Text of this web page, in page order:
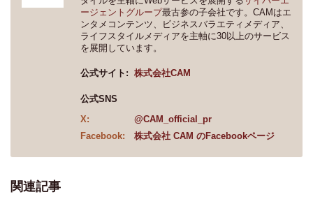
ージェントグループ最古参の子会社です。CAMはエ
ンタメコンテンツ、ビジネスバラエティメディア、
ライフスタイルメディアを主軸に30以上のサービス
を展開しています。
公式サイト: 株式会社CAM
公式SNS
X:
@CAM_official_pr
Facebook:
株式会社 CAM のFacebookページ
関連記事